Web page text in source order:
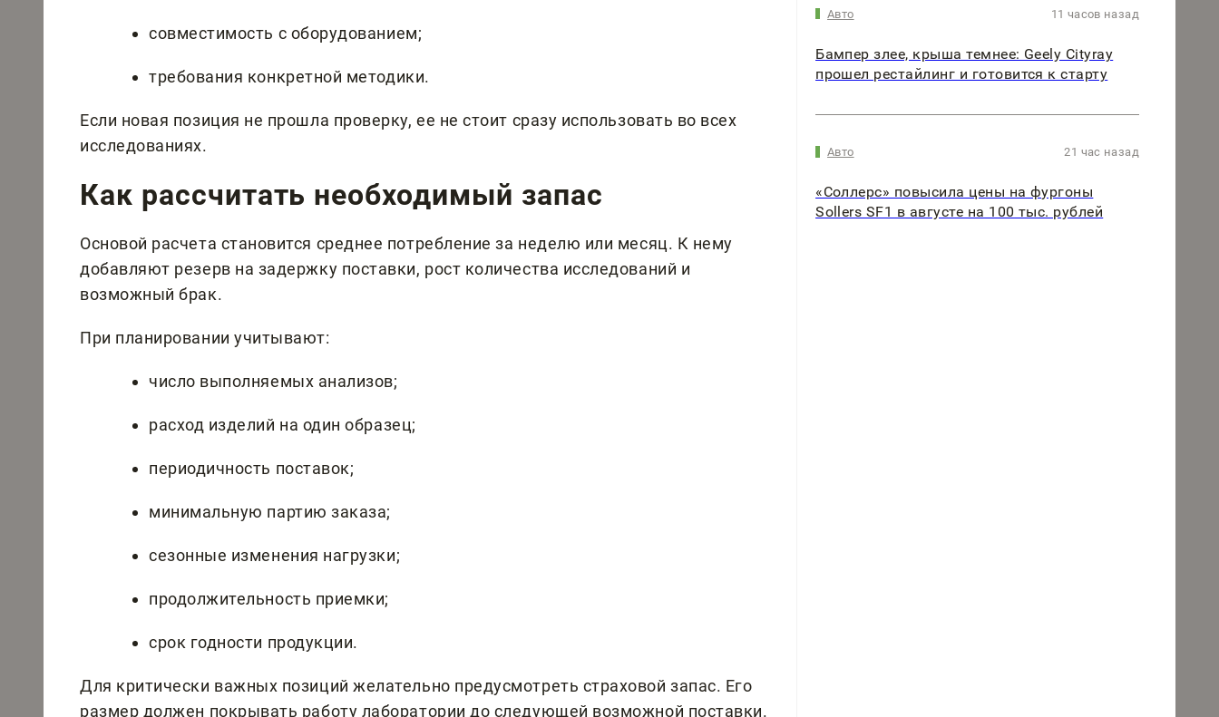
совместимость с оборудованием;
требования конкретной методики.
Если новая позиция не прошла проверку, ее не стоит сразу использовать во всех
исследованиях.
Как рассчитать необходимый запас
Основой расчета становится среднее потребление за неделю или месяц. К нему
добавляют резерв на задержку поставки, рост количества исследований и
возможный брак.
При планировании учитывают:
число выполняемых анализов;
расход изделий на один образец;
периодичность поставок;
минимальную партию заказа;
сезонные изменения нагрузки;
продолжительность приемки;
срок годности продукции.
Для критически важных позиций желательно предусмотреть страховой запас. Его
размер должен покрывать работу лаборатории до следующей возможной поставки.
Авто 11 часов назад
Бампер злее, крыша темнее: Geely Cityray
прошел рестайлинг и готовится к старту
Авто 21 час назад
«Соллерс» повысила цены на фургоны
Sollers SF1 в августе на 100 тыс. рублей